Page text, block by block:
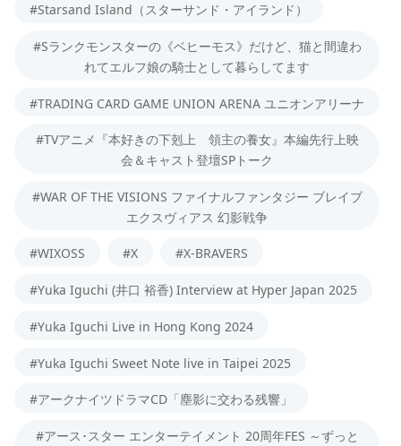
#Starsand Island（スターサンド・アイランド）
#Sランクモンスターの《ベヒーモス》だけど、猫と間違わ
れてエルフ娘の騎士として暮らしてます
#TRADING CARD GAME UNION ARENA ユニオンアリーナ
#TVアニメ『本好きの下剋上 領主の養女』本編先行上映
会＆キャスト登壇SPトーク
#WAR OF THE VISIONS ファイナルファンタジー ブレイブ
エクスヴィアス 幻影戦争
#WIXOSS #X #X-BRAVERS
#Yuka Iguchi (井口 裕香) Interview at Hyper Japan 2025
#Yuka Iguchi Live in Hong Kong 2024
#Yuka Iguchi Sweet Note live in Taipei 2025
#アークナイツドラマCD「塵影に交わる残響」
#アース･スター エンターテイメント 20周年FES ～ずっと